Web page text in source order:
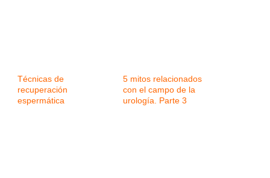
Técnicas de
recuperación
espermática
5 mitos relacionados
con el campo de la
urología. Parte 3